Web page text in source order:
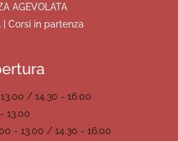
AGEVOLATA
| Corsi in partenza
/ 14.30 - 16.00
13.00
- 13.00 / 14.30 - 16.00